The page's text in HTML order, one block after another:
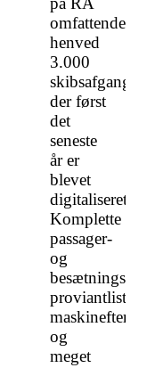
omfattende
henved
3.000
skibsafgange,
der først
det
seneste
år er
blevet
digitaliseret.
Komplette
passager-
og
besætningslister,
proviantlister,
maskineftersyn
og
meget